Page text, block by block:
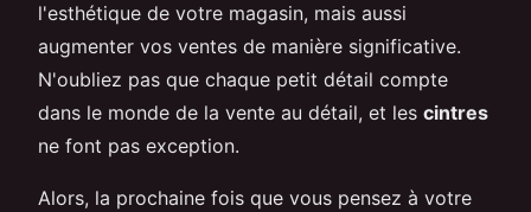
l'esthétique de votre magasin, mais aussi
augmenter vos ventes de manière significative.
N'oubliez pas que chaque petit détail compte
dans le monde de la vente au détail, et les cintres
ne font pas exception.
Alors, la prochaine fois que vous pensez à votre